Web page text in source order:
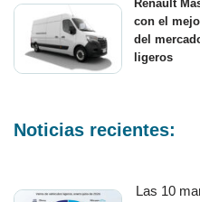
Renault
con el
del
ligeros
Noticias recientes:
Las 10